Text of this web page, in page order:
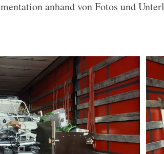
anhand von Fotos und